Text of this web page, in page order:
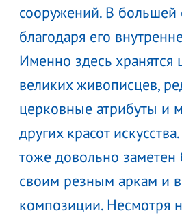
сооружений. В большей
благодаря его
Именно здесь хранятся
великих живописцев,
церковные атрибуты и
других красот
тоже довольно заметен
своим резным аркам и
композиции. Несмотря